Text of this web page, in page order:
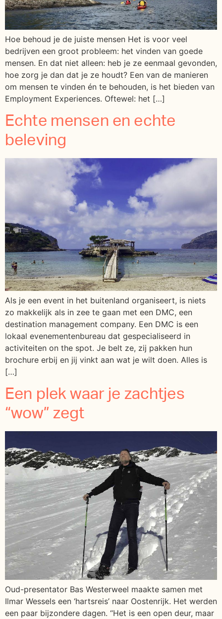
Hoe behoud je de juiste mensen Het is voor veel
bedrijven een groot probleem: het vinden van goede
mensen. En dat niet alleen: heb je ze eenmaal gevonden,
hoe zorg je dan dat je ze houdt? Een van de manieren
om mensen te vinden én te behouden, is het bieden van
Employment Experiences. Oftewel: het […]
Echte mensen en echte
beleving
Als je een event in het buitenland organiseert, is niets
zo makkelijk als in zee te gaan met een DMC, een
destination management company. Een DMC is een
lokaal evenementenbureau dat gespecialiseerd in
activiteiten on the spot. Je belt ze, zij pakken hun
brochure erbij en jij vinkt aan wat je wilt doen. Alles is
[…]
Een plek waar je zachtjes
“wow” zegt
Oud-presentator Bas Westerweel maakte samen met
Ilmar Wessels een ‘hartsreis’ naar Oostenrijk. Het werden
een paar bijzondere dagen. “Het is een open deur, maar